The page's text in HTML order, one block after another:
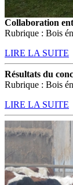
Collaboration
Rubrique : Bois
LIRE LA SUITE
Résultats du
Rubrique : Bois
LIRE LA SUITE